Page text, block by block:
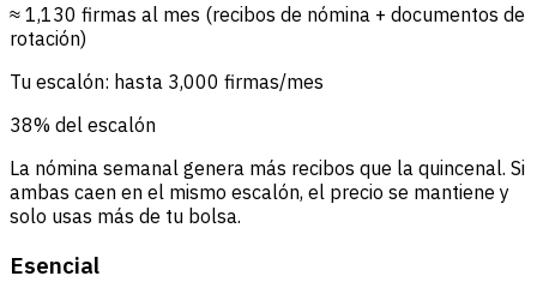
≈ 1,130 firmas al mes (recibos de nómina + documentos de
rotación)
Tu escalón: hasta 3,000 firmas/mes
38% del escalón
La nómina semanal genera más recibos que la quincenal. Si
ambas caen en el mismo escalón, el precio se mantiene y
solo usas más de tu bolsa.
Esencial